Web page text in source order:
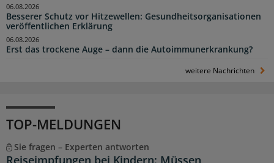
Besserer Schutz vor Hitzewellen: Gesundheitsorganisationen
veröffentlichen Erklärung
06.08.2026
Erst das trockene Auge – dann die Autoimmunerkrankung?
06.08.2026
weitere Nachrichten
TOP-MELDUNGEN
Sie fragen – Experten antworten
Reiseimpfungen bei Kindern: Müssen